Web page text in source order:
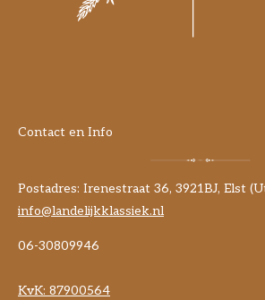
Contact en Info
Postadres: Irenestraat 36, 3921BJ, Elst
info@landelijkklassiek.nl
06-30809946
KvK: 87900564